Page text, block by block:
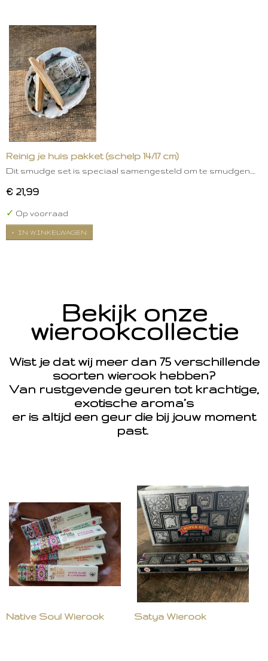
Reinig je huis pakket (schelp 14/17 cm)
Dit smudge set is speciaal samengesteld om te smudgen.…
€ 21,99
✓ Op voorraad
IN WINKELWAGEN
Bekijk onze
wierookcollectie
Wist je dat wij meer dan 75 verschillende
soorten wierook hebben?
Van rustgevende geuren tot krachtige,
exotische aroma’s
er is altijd een geur die bij jouw moment
past.
Native Soul Wierook Satya Wierook